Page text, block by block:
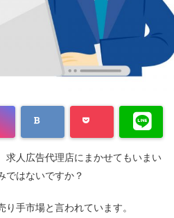
求人広告代理店にまかせてもいまい
ではないですか？
手市場と言われています。